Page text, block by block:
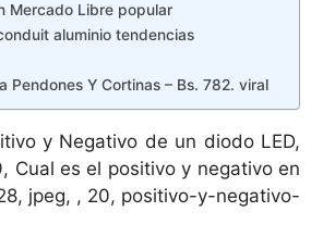
Mercado Libre popular
aluminio tendencias
Pendones Y Cortinas – Bs. 782. viral
y Negativo de un diodo LED,
Cual es el positivo y negativo en
jpeg, , 20, positivo-y-negativo-